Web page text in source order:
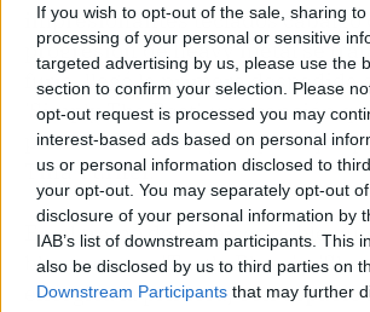
If you wish to opt-out of the sale, sharing
processing of your personal or sensitive
targeted advertising by us, please use the
section to confirm your selection. Please
opt-out request is processed you may
interest-based ads based on personal
us or personal information disclosed to
your opt-out. You may separately opt-out
disclosure of your personal information by
IAB’s list of downstream participants. This
also be disclosed by us to third parties on
Downstream Participants that may further
impresionantes teclados cabalgó
progresión de heavy metal se
furia, llegó la primera despedida
'Simply The Best', una canción
primero Bonnie Tyler, pero que
Tina Turner.
En el tramo de los bises doble
bluesera con 'Turtle Blues' y
enérgica la primera,con espacio